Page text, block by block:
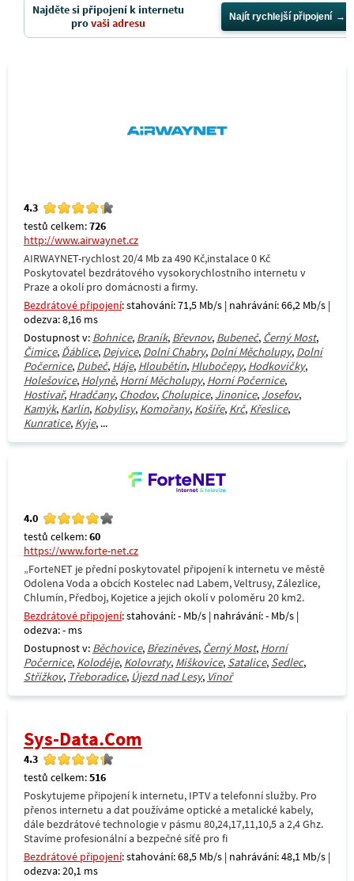
Najděte si připojení k internetu
provaši adresu Najít rychlejší připojení
4.3
testů celkem:726
http://www.airwaynet.cz
AIRWAYNET-rychlost 20/4 Mb za 490 Kč,instalace 0 Kč
Poskytovatel bezdrátového vysokorychlostního internetu v
Praze a okolí pro domácnosti a firmy.
Bezdrátové připojení: stahování: 71,5 Mb/s | nahrávání: 66,2 Mb/s |
odezva: 8,16 ms
Dostupnost v: Bohnice, Braník, Břevnov, Bubeneč, Černý Most,
Čimice, Ďáblice, Dejvice, Dolní Chabry, Dolní Měcholupy, Dolní
Počernice, Dubeč, Háje, Hloubětín, Hlubočepy, Hodkovičky,
Holešovice, Holyně, Horní Měcholupy, Horní Počernice,
Hostivař, Hradčany, Chodov, Cholupice, Jinonice, Josefov,
Kamýk, Karlín, Kobylisy, Komořany, Košíře, Krč, Křeslice,
Kunratice, Kyje, ...
4.0
testů celkem:60
https://www.forte-net.cz
„ForteNET je přední poskytovatel připojení k internetu ve městě
Odolena Voda a obcích Kostelec nad Labem, Veltrusy, Zálezlice,
Chlumín, Předboj, Kojetice a jejich okolí v poloměru 20 km2.
Bezdrátové připojení: stahování: - Mb/s | nahrávání: - Mb/s |
odezva: - ms
Dostupnost v: Běchovice, Březiněves, Černý Most, Horní
Počernice, Koloděje, Kolovraty, Miškovice, Satalice, Sedlec,
Střížkov, Třeboradice, Újezd nad Lesy, Vinoř
Sys-Data.Com
4.3
testů celkem:516
Poskytujeme připojení k internetu, IPTV a telefonní služby. Pro
přenos internetu a dat používáme optické a metalické kabely,
dále bezdrátové technologie v pásmu 80,24,17,11,10,5 a 2,4 Ghz.
Stavíme profesionální a bezpečné síťě pro fi
Bezdrátové připojení: stahování: 68,5 Mb/s | nahrávání: 48,1 Mb/s |
odezva: 20,1 ms